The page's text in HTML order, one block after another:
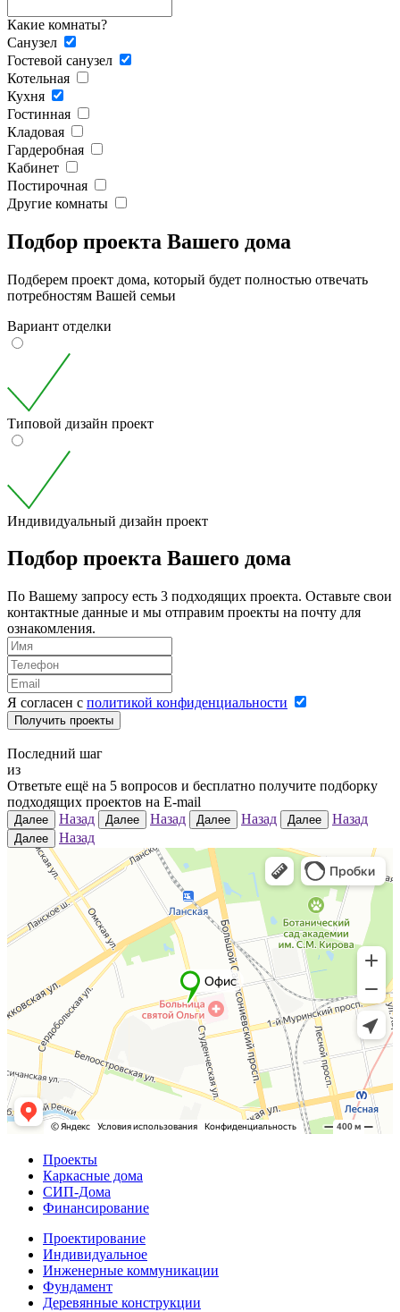
Какие комнаты?
Санузел
Гостевой санузел
Котельная
Кухня
Гостинная
Кладовая
Гардеробная
Кабинет
Постирочная
Другие комнаты
Подбор проекта Вашего дома
Подберем проект дома, который будет полностью отвечать
потребностям Вашей семьи
Вариант отделки
Типовой дизайн проект
Индивидуальный дизайн проект
Подбор проекта Вашего дома
По Вашему запросу есть 3 подходящих проекта. Оставьте свои
контактные данные и мы отправим проекты на почту для
ознакомления.
Я согласен с политикой конфиденциальности
Получить проекты
Последний шаг
из
Ответьте ещё на 5 вопросов и бесплатно получите подборку
подходящих проектов на E-mail
Далее Назад Далее Назад Далее Назад Далее Назад
Далее Назад
Проекты
Каркасные дома
СИП-Дома
Финансирование
Проектирование
Индивидуальное
Инженерные коммуникации
Фундамент
Деревянные конструкции